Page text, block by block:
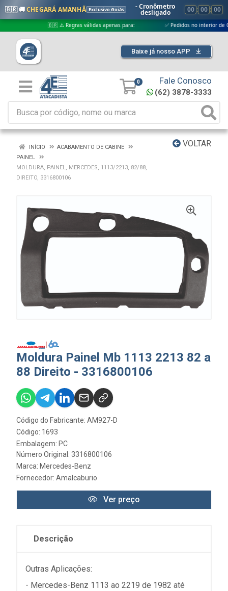
🇧🇷 🚚CHEGARÁ AMANHÃ Exclusivo Goiás - Cronômetro
desligado 00 : 00 : 00
🇧🇷 ⚠️ Regras válidas apenas para: ✅ Pedidos no interior de Goiás
Baixe já nosso APP
0 Fale Conosco
(62) 3878-3333
VOLTAR
INÍCIO
ACABAMENTO DE CABINE
PAINEL
MOLDURA, PAINEL, MERCEDES, 1113/2213, 82/88,
DIREITO, 3316800106
Moldura Painel Mb 1113 2213 82 a
88 Direito - 3316800106
Código do Fabricante: AM927-D
Código: 1693
Embalagem: PC
Número Original: 3316800106
Marca: Mercedes-Benz
Fornecedor: Amalcaburio
Ver preço
Descrição
Outras Aplicações:
- Mercedes-Benz 1113 ao 2219 de 1982 até